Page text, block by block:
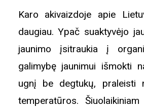
Karo akivaizdoje apie
daugiau. Ypač suaktyvėjo
jaunimo įsitraukia į
galimybę jaunimui išmokti
ugnį be degtukų, praleisti
temperatūros.